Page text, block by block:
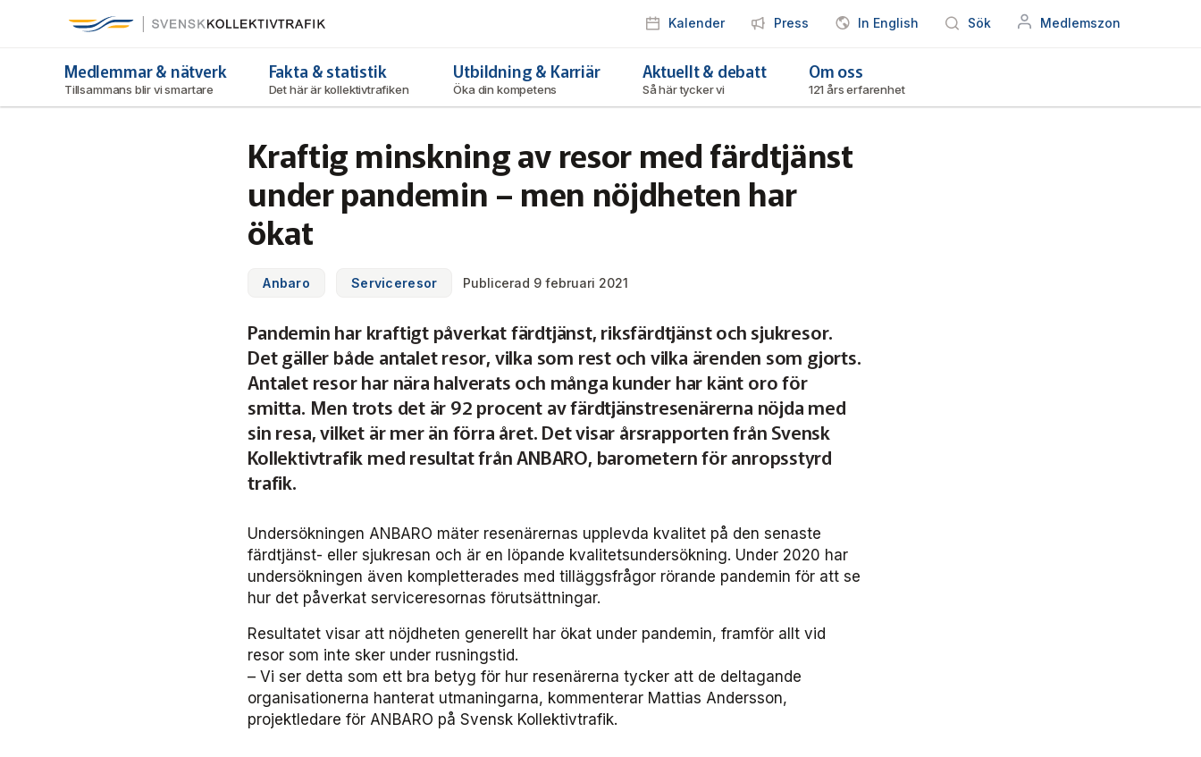
Hoppa
Kalender Press In English Sök Medlemszon
Medlemmar & nätverk
Tillsammans blir vi smartare
Fakta & statistik
Det här är kollektivtrafiken
Utbildning & Karriär
Öka din kompetens
Aktuellt & debatt
Så här tycker vi
Om oss
121 års erfarenhet
Kraftig minskning av resor med färdtjänst
under pandemin – men nöjdheten har
ökat
Anbaro Serviceresor Publicerad 9 februari 2021
Pandemin har kraftigt påverkat färdtjänst, riksfärdtjänst och sjukresor.
Det gäller både antalet resor, vilka som rest och vilka ärenden som gjorts.
Antalet resor har nära halverats och många kunder har känt oro för
smitta. Men trots det är 92 procent av färdtjänstresenärerna nöjda med
sin resa, vilket är mer än förra året. Det visar årsrapporten från Svensk
Kollektivtrafik med resultat från ANBARO, barometern för anropsstyrd
trafik.
Undersökningen ANBARO mäter resenärernas upplevda kvalitet på den senaste
färdtjänst- eller sjukresan och är en löpande kvalitetsundersökning. Under 2020 har
undersökningen även kompletterades med tilläggsfrågor rörande pandemin för att se
hur det påverkat serviceresornas förutsättningar.
Resultatet visar att nöjdheten generellt har ökat under pandemin, framför allt vid
resor som inte sker under rusningstid.
– Vi ser detta som ett bra betyg för hur resenärerna tycker att de deltagande
organisationerna hanterat utmaningarna, kommenterar Mattias Andersson,
projektledare för ANBARO på Svensk Kollektivtrafik.